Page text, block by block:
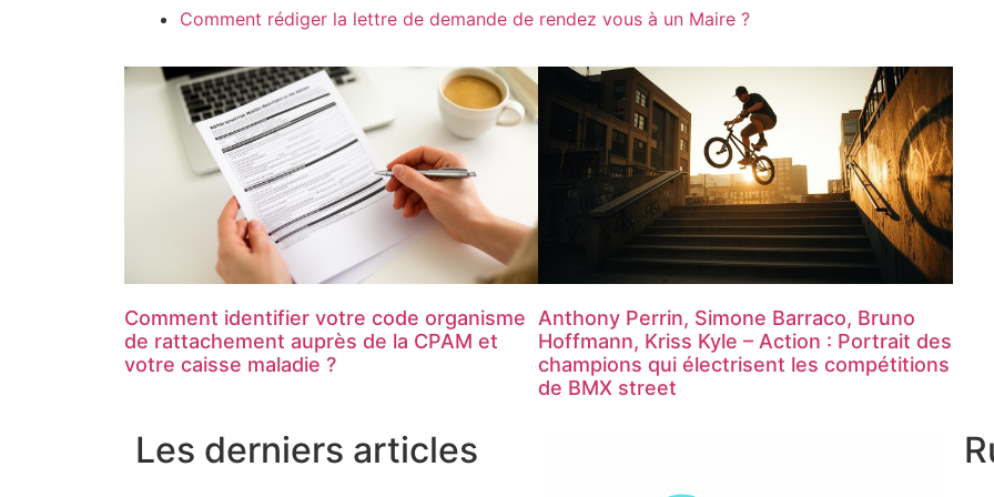
Comment rédiger la lettre de demande de rendez vous à un Maire ?
Comment identifier votre code organisme
de rattachement auprès de la CPAM et
votre caisse maladie ?
Anthony Perrin, Simone Barraco, Bruno
Hoffmann, Kriss Kyle – Action : Portrait des
champions qui électrisent les compétitions
de BMX street
Les derniers articles